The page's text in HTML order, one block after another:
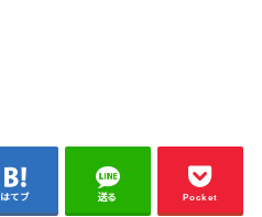
はてブ 送る Pocket